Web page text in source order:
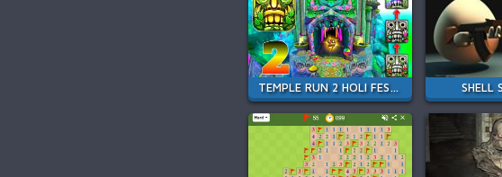
TEMPLE RUN 2 HOLI FESTIVAL SHELL